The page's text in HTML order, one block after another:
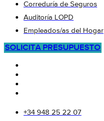
Correduría de Seguros
Auditoría LOPD
Empleados/as del Hogar
SOLICITA PRESUPUESTO
+34 948 25 22 07